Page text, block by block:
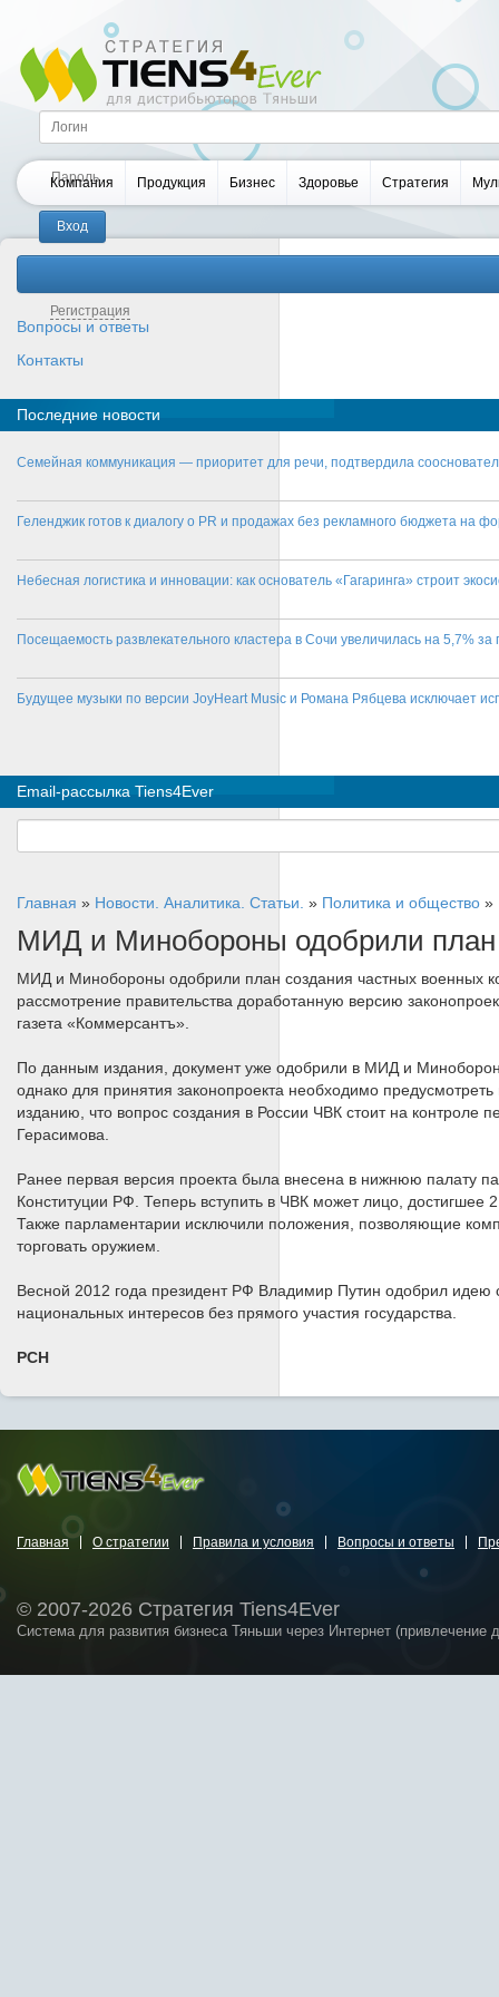
Регистрация
Компания Продукция Бизнес Здоровье Стратегия
Вопросы и ответы
Контакты
Последние новости
Семейная коммуникация — приоритет для речи, подтвердила
Геленджик готов к диалогу о PR и продажах без рекламного бюджета на
Небесная логистика и инновации: как основатель «Гагаринга» строит
Посещаемость развлекательного кластера в Сочи увеличилась на 5,7% за
Будущее музыки по версии JoyHeart Music и Романа Рябцева исключает
Email-рассылка Tiens4Ever
Главная » Новости. Аналитика. Статьи. » Политика и общество »
МИД и Минобороны одобрили план
МИД и Минобороны одобрили план создания частных военных
рассмотрение правительства доработанную версию
газета «Коммерсантъ».
По данным издания, документ уже одобрили в МИД и
однако для принятия законопроекта необходимо
изданию, что вопрос создания в России ЧВК стоит на
Герасимова.
Ранее первая версия проекта была внесена в нижнюю палату
Конституции РФ. Теперь вступить в ЧВК может лицо, достигшее
Также парламентарии исключили положения, позволяющие
торговать оружием.
Весной 2012 года президент РФ Владимир Путин одобрил идею
национальных интересов без прямого участия государства.
РСН
Главная О стратегии Правила и условия Вопросы и ответы
© 2007-2026 Стратегия Tiens4Ever
Система для развития бизнеса Тяньши через Интернет (привлечение